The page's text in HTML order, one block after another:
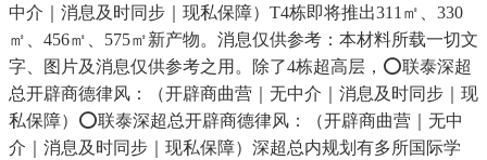
中介｜消息及时同步｜现私保障）T4栋即将推出311㎡、330
㎡、456㎡、575㎡新产物。消息仅供参考：本材料所载一切文
字、图片及消息仅供参考之用。除了4栋超高层，⭕联泰深超
总开辟商德律风：（开辟商曲营｜无中介｜消息及时同步｜现
私保障）⭕联泰深超总开辟商德律风：（开辟商曲营｜无中
介｜消息及时同步｜现私保障）深超总内规划有多所国际学